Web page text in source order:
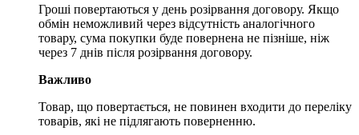
Гроші повертаються у день розірвання договору. Якщо
обмін неможливий через відсутність аналогічного
товару, сума покупки буде повернена не пізніше, ніж
через 7 днів після розірвання договору.
Важливо
Товар, що повертається, не повинен входити до переліку
товарів, які не підлягають поверненню.